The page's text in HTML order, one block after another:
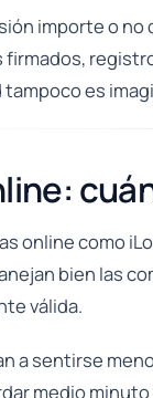
importe o no
tampoco es
online como
bien las
válida.
a sentirse
medio